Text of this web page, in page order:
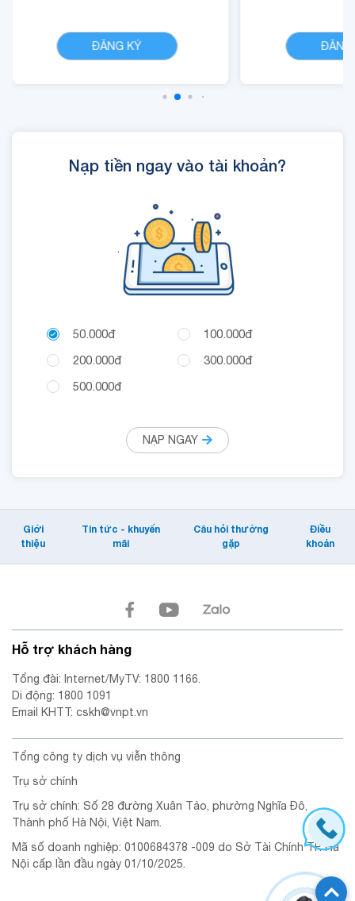
ĐĂNG KÝ ĐĂNG
Nạp tiền ngay vào tài khoản?
.
50.000đ
100.000đ
200.000đ
300.000đ
500.000đ
NẠP NGAY
Giới
thiệu
Tin tức - khuyến
mãi
Câu hỏi thường
gặp
Điều
khoản
Hỗ trợ khách hàng
Tổng đài: Internet/MyTV: 1800 1166.
Di động: 1800 1091
Email KHTT: cskh@vnpt.vn
Tổng công ty dịch vụ viễn thông
Trụ sở chính
Trụ sở chính: Số 28 đường Xuân Tảo, phường Nghĩa Đô,
Thành phố Hà Nội, Việt Nam.
Mã số doanh nghiệp: 0100684378 -009 do Sở Tài Chính TP. Hà
Nội cấp lần đầu ngày 01/10/2025.